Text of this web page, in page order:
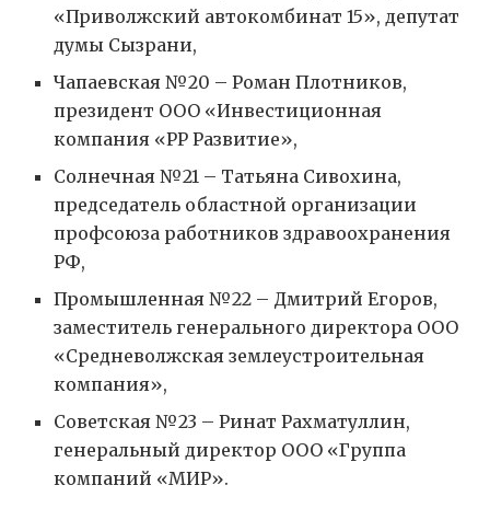
«Приволжский автокомбинат 15», депутат
думы Сызрани,
Чапаевская №20 – Роман Плотников,
президент ООО «Инвестиционная
компания «РР Развитие»,
Солнечная №21 – Татьяна Сивохина,
председатель областной организации
профсоюза работников здравоохранения
РФ,
Промышленная №22 – Дмитрий Егоров,
заместитель генерального директора ООО
«Средневолжская землеустроительная
компания»,
Советская №23 – Ринат Рахматуллин,
генеральный директор ООО «Группа
компаний «МИР».